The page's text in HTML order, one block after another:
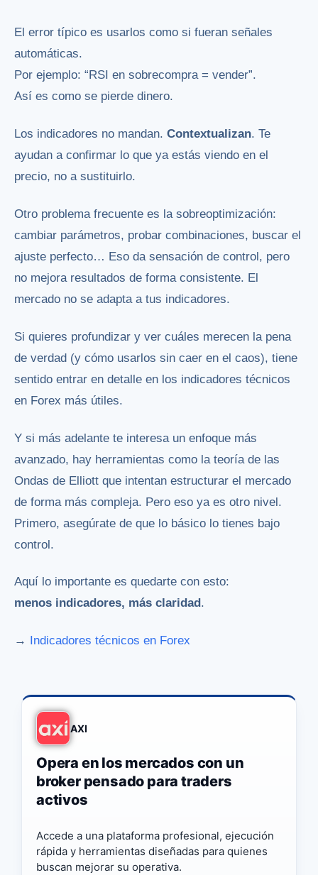
El error típico es usarlos como si fueran señales
automáticas.
Por ejemplo: “RSI en sobrecompra = vender”.
Así es como se pierde dinero.
Los indicadores no mandan. Contextualizan. Te
ayudan a confirmar lo que ya estás viendo en el
precio, no a sustituirlo.
Otro problema frecuente es la sobreoptimización:
cambiar parámetros, probar combinaciones, buscar el
ajuste perfecto… Eso da sensación de control, pero
no mejora resultados de forma consistente. El
mercado no se adapta a tus indicadores.
Si quieres profundizar y ver cuáles merecen la pena
de verdad (y cómo usarlos sin caer en el caos), tiene
sentido entrar en detalle en los indicadores técnicos
en Forex más útiles.
Y si más adelante te interesa un enfoque más
avanzado, hay herramientas como la teoría de las
Ondas de Elliott que intentan estructurar el mercado
de forma más compleja. Pero eso ya es otro nivel.
Primero, asegúrate de que lo básico lo tienes bajo
control.
Aquí lo importante es quedarte con esto:
menos indicadores, más claridad .
→ Indicadores técnicos en Forex
AXI
Opera en los mercados con un
broker pensado para traders
activos
Accede a una plataforma profesional, ejecución
rápida y herramientas diseñadas para quienes
buscan mejorar su operativa.